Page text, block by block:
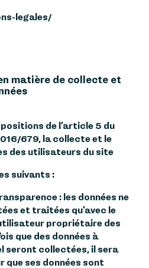
legales/
matière de collecte et
de l’article 5 du
679, la collecte et le
des utilisateurs du site
suivants :
: les données ne
et traitées qu’avec le
propriétaire des
que des données à
seront collectées, il sera
que ses données sont